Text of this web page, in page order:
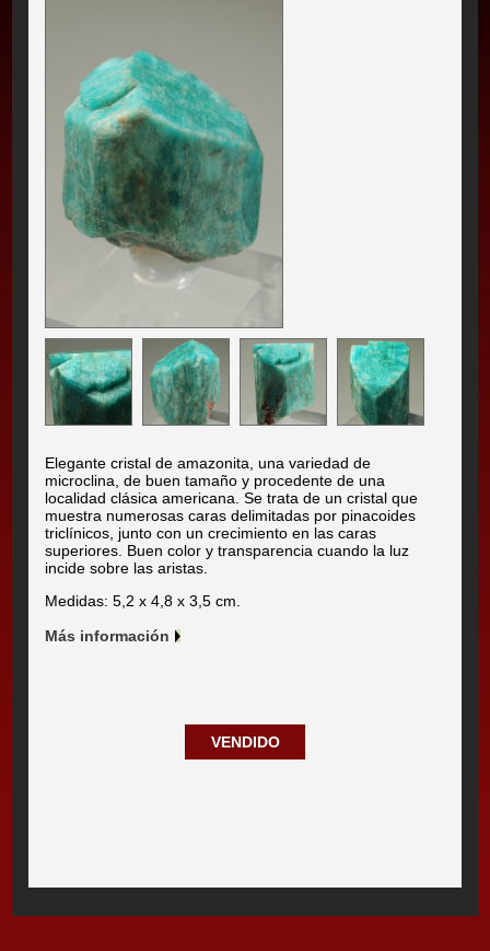
Elegante cristal de amazonita, una variedad de
microclina, de buen tamaño y procedente de una
localidad clásica americana. Se trata de un cristal que
muestra numerosas caras delimitadas por pinacoides
triclínicos, junto con un crecimiento en las caras
superiores. Buen color y transparencia cuando la luz
incide sobre las aristas.
Medidas: 5,2 x 4,8 x 3,5 cm.
Más información
VENDIDO